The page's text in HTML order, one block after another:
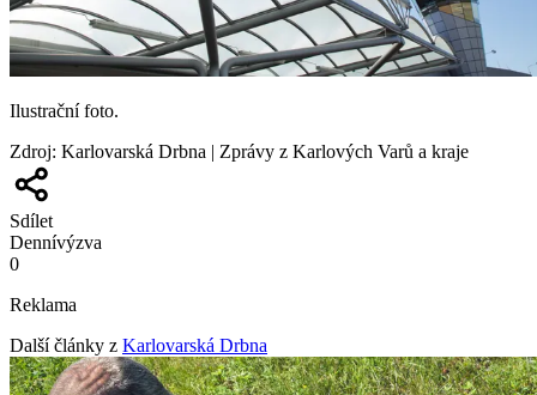
Ilustrační foto.
Zdroj: Karlovarská Drbna | Zprávy z Karlových Varů a kraje
Sdílet
Dennívýzva
0
Reklama
Další články z Karlovarská Drbna